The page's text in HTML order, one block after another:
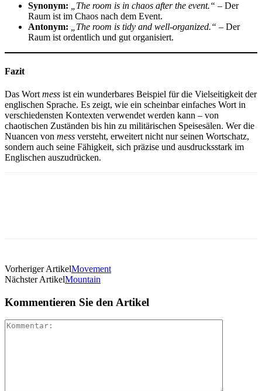
Synonym: „The room is in chaos after the event.“ – Der
Raum ist im Chaos nach dem Event.
Antonym: „The room is tidy and well-organized.“ – Der
Raum ist ordentlich und gut organisiert.
Fazit
Das Wort mess ist ein wunderbares Beispiel für die Vielseitigkeit der
englischen Sprache. Es zeigt, wie ein scheinbar einfaches Wort in
verschiedensten Kontexten verwendet werden kann – von
chaotischen Zuständen bis hin zu militärischen Speisesälen. Wer die
Nuancen von mess versteht, erweitert nicht nur seinen Wortschatz,
sondern auch seine Fähigkeit, sich präzise und ausdrucksstark im
Englischen auszudrücken.
Vorheriger ArtikelMovement
Nächster ArtikelMountain
Kommentieren Sie den Artikel